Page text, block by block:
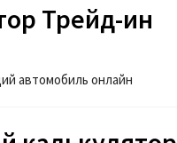
Трейд-ин
автомобиль онлайн